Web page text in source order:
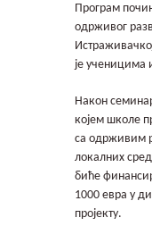
Програм
одрживог
је ученицима
Након
којем школе
са одрживим
локалних
биће
1000 евра у
пројекту.